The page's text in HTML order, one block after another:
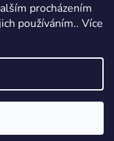
procházením
používáním.. Více
vyhrazena.